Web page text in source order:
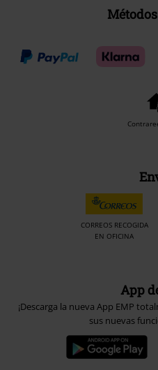
CORREOS RECOGIDA
EN OFICINA
App
¡Descarga la nueva App EMP
sus nuevas